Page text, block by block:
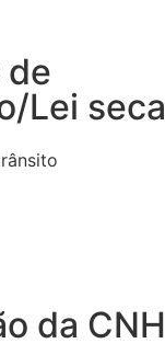
de
Lei seca
da CNH